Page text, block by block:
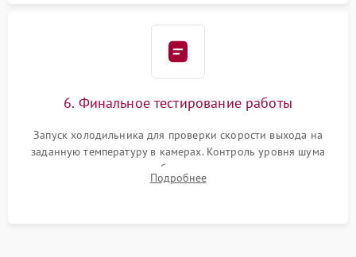
6. Финальное тестирование работы
Запуск холодильника для проверки скорости выхода на
заданную температуру в камерах. Контроль уровня шума
компрессора, отсутствия обмерзания стенок и корректного
срабатывания системы автоматической оттайки.
Подробнее